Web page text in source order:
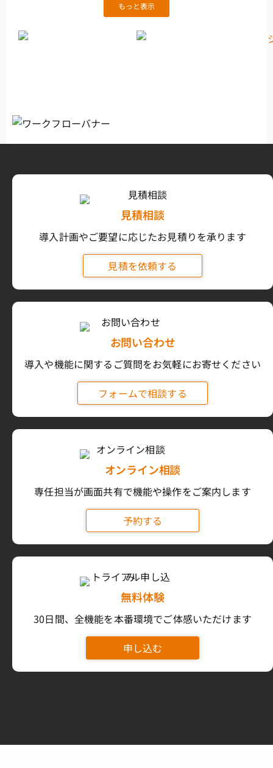
もっと表示
見積相談
導入計画やご要望に応じたお見積りを承ります
見積を依頼する
お問い合わせ
導入や機能に関するご質問をお気軽にお寄せください
フォームで相談する
オンライン相談
専任担当が画面共有で機能や操作をご案内します
予約する
無料体験
30日間、全機能を本番環境でご体感いただけます
申し込む